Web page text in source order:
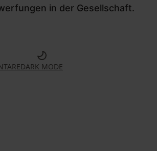
in der Gesellschaft.
DARK MODE